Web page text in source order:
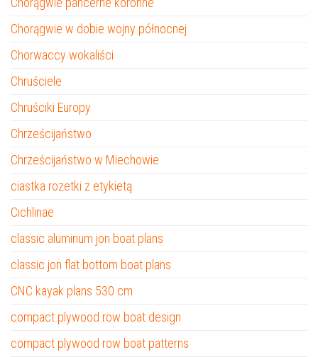
Chorągwie w dobie wojny północnej
Chorwaccy wokaliści
Chruściele
Chruściki Europy
Chrześcijaństwo
Chrześcijaństwo w Miechowie
ciastka rozetki z etykietą
Cichlinae
classic aluminum jon boat plans
classic jon flat bottom boat plans
CNC kayak plans 530 cm
compact plywood row boat design
compact plywood row boat patterns